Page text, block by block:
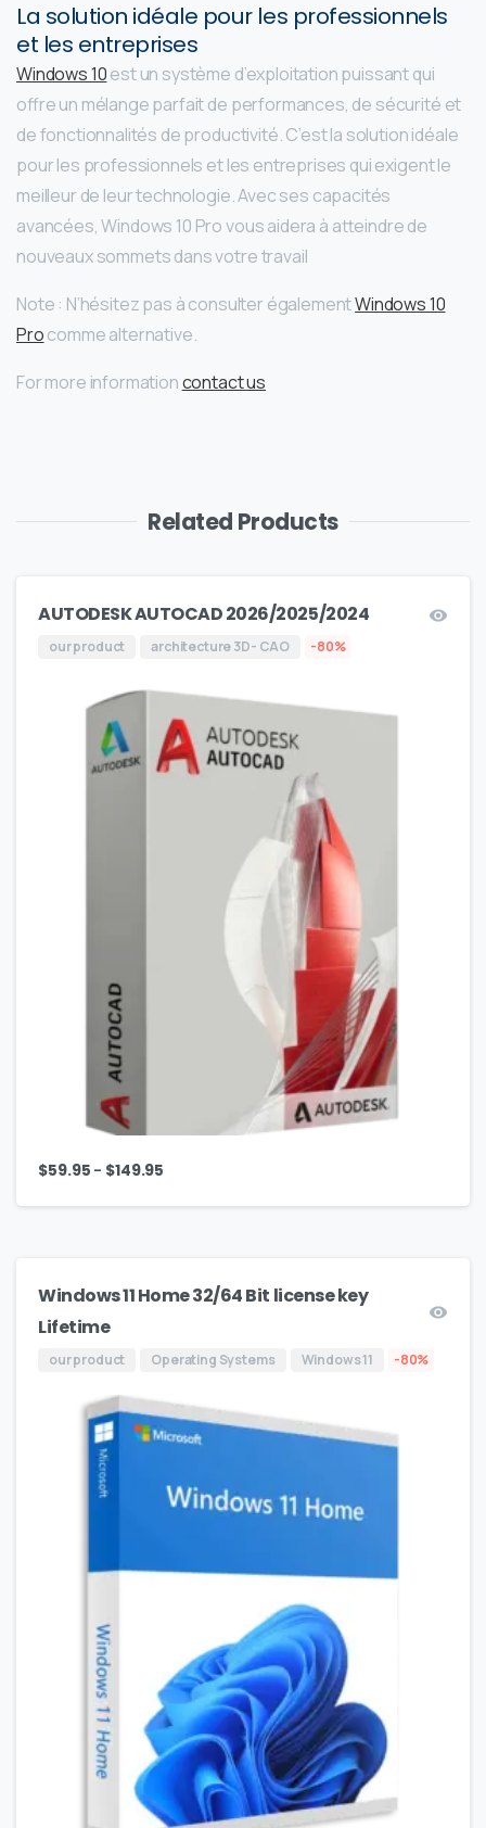
La solution idéale pour les professionnels
et les entreprises
Windows 10est un système d’exploitation puissant qui
offre un mélange parfait de performances, de sécurité et
de fonctionnalités de productivité. C’est la solution idéale
pour les professionnels et les entreprises qui exigent le
meilleur de leur technologie. Avec ses capacités
avancées, Windows 10 Pro vous aidera à atteindre de
nouveaux sommets dans votre travail
Note : N’hésitez pas à consulter égalementWindows 10
Procomme alternative.
For more informationcontact us
Related Products
AUTODESK AUTOCAD 2026/2025/2024
our product architecture 3D- CAO -80%
$59.95 – $149.95
Windows 11 Home 32/64 Bit license key
Lifetime
our product Operating Systems Windows 11 -80%